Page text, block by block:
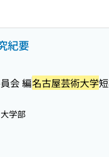
紀要
会 編名古屋芸術大学
学部